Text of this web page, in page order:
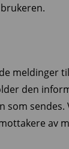
meldinger
den
som sendes.
av